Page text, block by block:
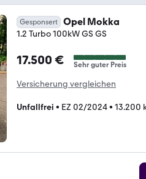
Gesponsert Opel Mokka
1.2 Turbo 100kW GS GS
17.500 € Sehr guter Preis
Versicherung vergleichen
Unfallfrei • EZ 02/2024• 13.200